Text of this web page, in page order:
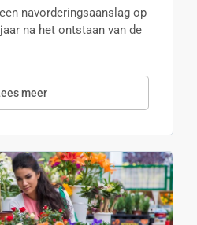
navorderingsaanslag op
na het ontstaan van de
meer